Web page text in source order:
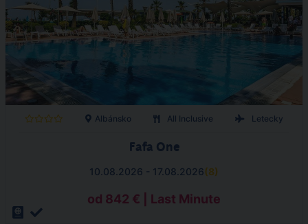
Albánsko All Inclusive Letecky
Fafa One
10.08.2026 - 17.08.2026(8)
od 842 € | Last Minute